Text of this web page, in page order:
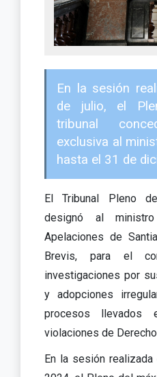
En la sesión
de julio, el
tribunal
exclusiva al
hasta el 31 de
El Tribunal Pleno
designó al
Apelaciones de
Brevis, para el
investigaciones por
y adopciones
procesos
violaciones de
En la sesión